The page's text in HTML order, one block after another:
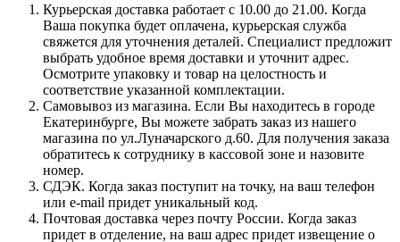
Курьерская доставка работает с 10.00 до 21.00. Когда
Ваша покупка будет оплачена, курьерская служба
свяжется для уточнения деталей. Специалист предложит
выбрать удобное время доставки и уточнит адрес.
Осмотрите упаковку и товар на целостность и
соответствие указанной комплектации.
Самовывоз из магазина. Если Вы находитесь в городе
Екатеринбурге, Вы можете забрать заказ из нашего
магазина по ул.Луначарского д.60. Для получения заказа
обратитесь к сотруднику в кассовой зоне и назовите
номер.
СДЭК. Когда заказ поступит на точку, на ваш телефон
или e-mail придет уникальный код.
Почтовая доставка через почту России. Когда заказ
придет в отделение, на ваш адрес придет извещение о